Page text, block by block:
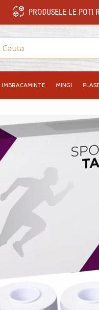
PRODUSELE LE POTI
IMBRACAMINTE MINGI PLASE